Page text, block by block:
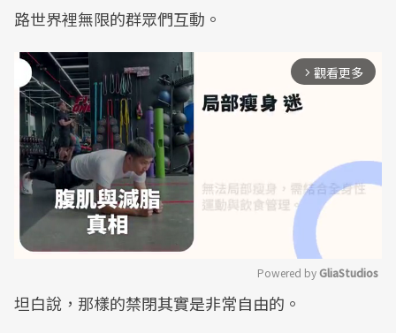
路世界裡無限的群眾們互動。
arrow_forward_ios 觀看更多
Powered by GliaStudios
坦白說，那樣的禁閉其實是非常自由的。